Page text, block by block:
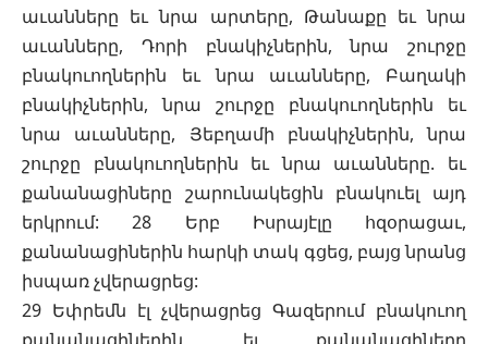
աւանները եւ նրա արտերը, Թանաքը եւ նրա
աւանները, Դորի բնակիչներին, նրա շուրջը
բնակուողներին եւ նրա աւանները, Բաղակի
բնակիչներին, նրա շուրջը բնակուողներին եւ
նրա աւանները, Յեբղամի բնակիչներին, նրա
շուրջը բնակուողներին եւ նրա աւանները. եւ
քանանացիները շարունակեցին բնակուել այդ
երկրում: 28 Երբ Իսրայէլը հզօրացաւ,
քանանացիներին հարկի տակ գցեց, բայց նրանց
իսպառ չվերացրեց:
29 Եփրեմն էլ չվերացրեց Գազերում բնակուող